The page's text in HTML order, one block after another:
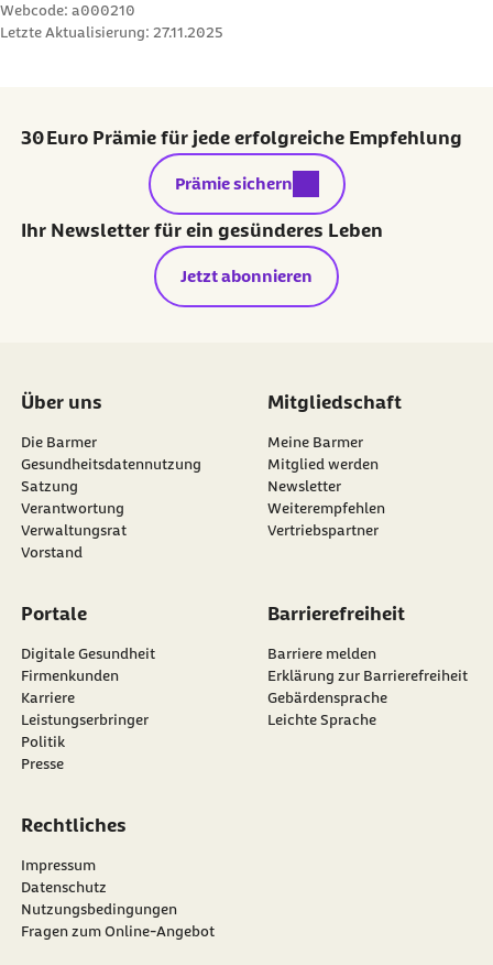
Webcode: a000210
Letzte Aktualisierung: 27.11.2025
30 Euro Prämie für jede erfolgreiche Empfehlung
externer Link:
Prämie sichern
Ihr Newsletter für ein gesünderes Leben
Jetzt abonnieren
Über uns
Die Barmer
Gesundheitsdatennutzung
Satzung
Verantwortung
Verwaltungsrat
Vorstand
Mitgliedschaft
Meine Barmer
Mitglied werden
Newsletter
externer Link:
Weiterempfehlen
Vertriebspartner
Portale
Digitale Gesundheit
Firmenkunden
Karriere
Leistungserbringer
Politik
Presse
Barrierefreiheit
Barriere melden
Erklärung zur Barrierefreiheit
Gebärdensprache
Leichte Sprache
Rechtliches
Impressum
Datenschutz
Nutzungsbedingungen
Fragen zum Online-Angebot